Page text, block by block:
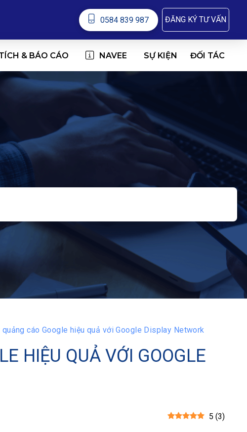
0584 839 987 ĐĂNG KÝ TƯ VẤN
& BÁO CÁO NAVEE SỰ KIỆN ĐỐI TÁC
quảng cáo Google hiệu quả với Google Display Network
HIỆU QUẢ VỚI GOOGLE
5 (3)